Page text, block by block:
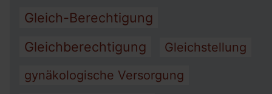
Gleich-Berechtigung
Gleichberechtigung
Gleichstellung
gynäkologische Versorgung